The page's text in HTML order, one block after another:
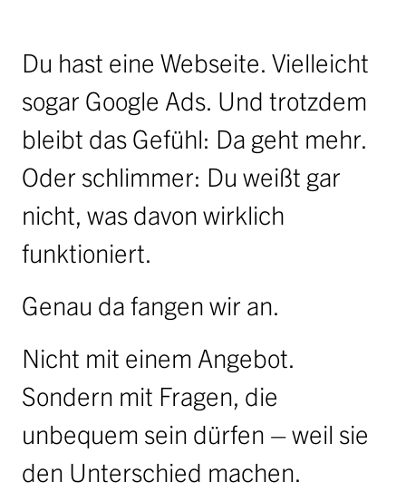
Initiative Österreich 2040
Partner
anfrage
Du hast eine Webseite. Vielleicht
sogar Google Ads. Und trotzdem
bleibt das Gefühl: Da geht mehr.
Oder schlimmer: Du weißt gar
nicht, was davon wirklich
funktioniert.
Genau da fangen wir an.
Nicht mit einem Angebot.
Sondern mit Fragen, die
unbequem sein dürfen – weil sie
den Unterschied machen.